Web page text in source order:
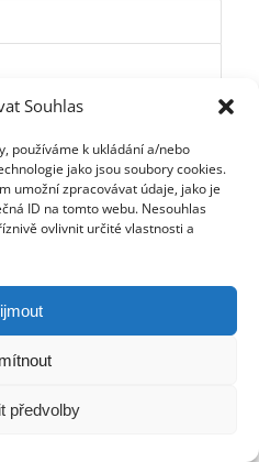
Souhlas
používáme k ukládání a/nebo
jako jsou soubory cookies.
umožní zpracovávat údaje, jako je
ID na tomto webu. Nesouhlas
ovlivnit určité vlastnosti a
předvolby
zemích